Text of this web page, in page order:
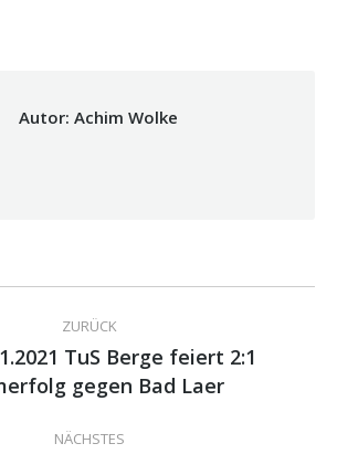
Autor: Achim Wolke
ZURÜCK
Vorheriger
Beitrag:
TuS Berge feiert 2:1
gegen Bad Laer
NÄCHSTES